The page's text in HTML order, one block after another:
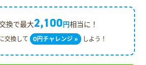
換で最大2,100円相当に！
交換して 0円チャレンジ » しよう！